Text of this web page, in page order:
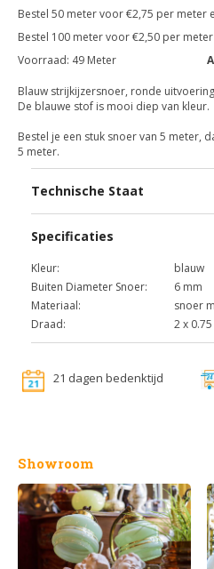
Bestel 50 meter voor €2,75 per meter
Bestel 100 meter voor €2,50 per
Voorraad: 49 Meter
Blauw strijkijzersnoer, ronde
De blauwe stof is mooi diep van kleur.
Bestel je een stuk snoer van 5 meter,
5 meter.
Technische Staat
Specificaties
Kleur:
blauw
Buiten Diameter Snoer:
6 mm
Materiaal:
snoer
Draad:
2 x 0.75
21 dagen bedenktijd
Showroom